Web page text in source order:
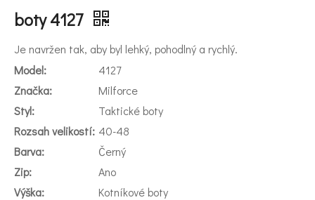
boty 4127
Je navržen tak, aby byl lehký, pohodlný a rychlý.
Model:
4127
Značka:
Milforce
Styl:
Taktické boty
Rozsah velikostí: 40-48
Barva:
Černý
Zip:
Ano
Výška:
Kotníkové boty